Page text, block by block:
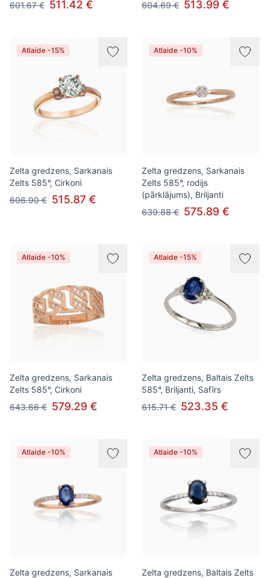
601.67 € 511.42 € 604.69 € 513.99 €
Atlaide -15%
Zelta gredzens, Sarkanais
Zelts 585°, Cirkoni
606.90 € 515.87 €
Atlaide -10%
Zelta gredzens, Sarkanais
Zelts 585°, rodijs
(pārklājums), Briljanti
639.88 € 575.89 €
Atlaide -10%
Zelta gredzens, Sarkanais
Zelts 585°, Cirkoni
643.66 € 579.29 €
Atlaide -15%
Zelta gredzens, Baltais Zelts
585°, Briljanti, Safīrs
615.71 € 523.35 €
Atlaide -10%
Zelta gredzens, Sarkanais
Atlaide -10%
Zelta gredzens, Baltais Zelts